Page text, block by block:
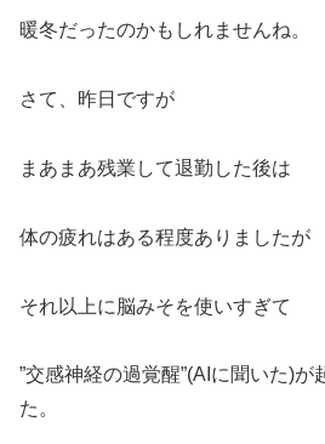
暖冬だったのかもしれませんね。
さて、昨日ですが
まあまあ残業して退勤した後は
体の疲れはある程度ありましたが
それ以上に脳みそを使いすぎて
”交感神経の過覚醒”(AIに聞いた)が
た。